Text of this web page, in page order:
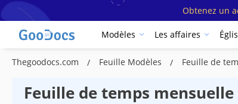
Obtenez un
Modèles Les affaires
Thegoodocs.com Feuille Modèles Feuille de
Feuille de temps